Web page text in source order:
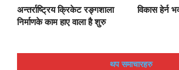
अन्तर्राष्ट्रिय क्रिकेट रङ्गशाला
निर्माणके काम हाए वाला है शुरु
विकास हेर्न
थप समाचारहरु